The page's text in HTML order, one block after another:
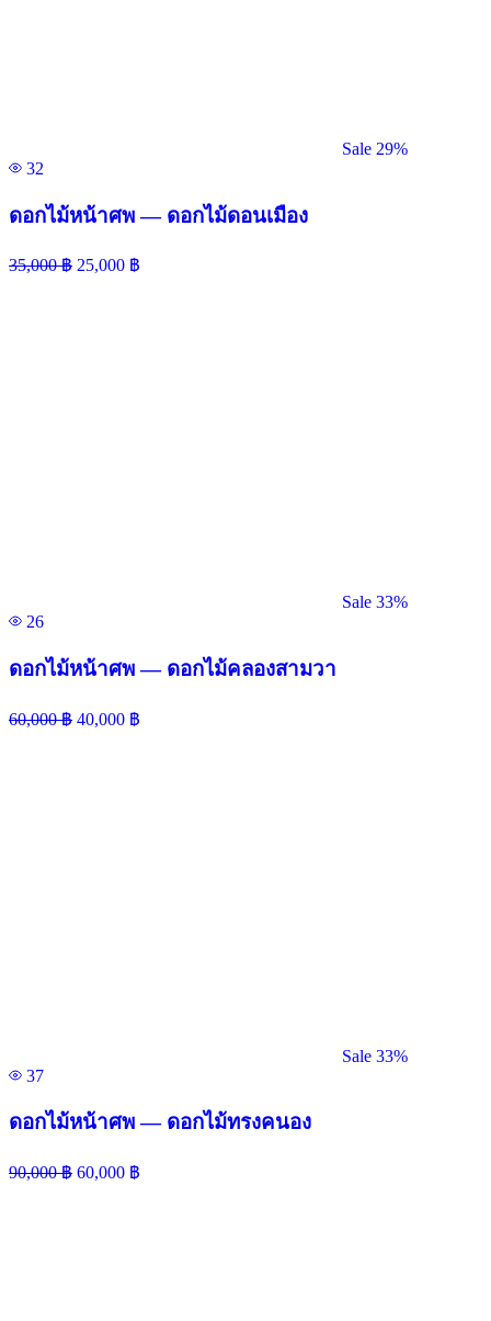
Sale 29%
32
ดอกไม้หน้าศพ — ดอกไม้ดอนเมือง
35,000฿ 25,000 ฿
Sale 33%
26
ดอกไม้หน้าศพ — ดอกไม้คลองสามวา
60,000฿ 40,000 ฿
Sale 33%
37
ดอกไม้หน้าศพ — ดอกไม้ทรงคนอง
90,000฿ 60,000 ฿